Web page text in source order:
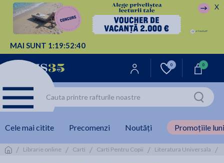
MAI SUNT 1:19:52:39
X
0 0
Cele mai citite Precomenzi Noutăți Promoțiile
/ Librarie online / Carti / Carti Pentru Copii / Literatura Universala /